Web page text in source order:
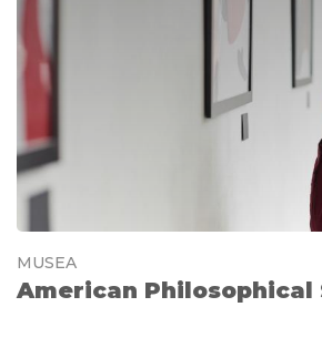
MUSEA
American Philosophical